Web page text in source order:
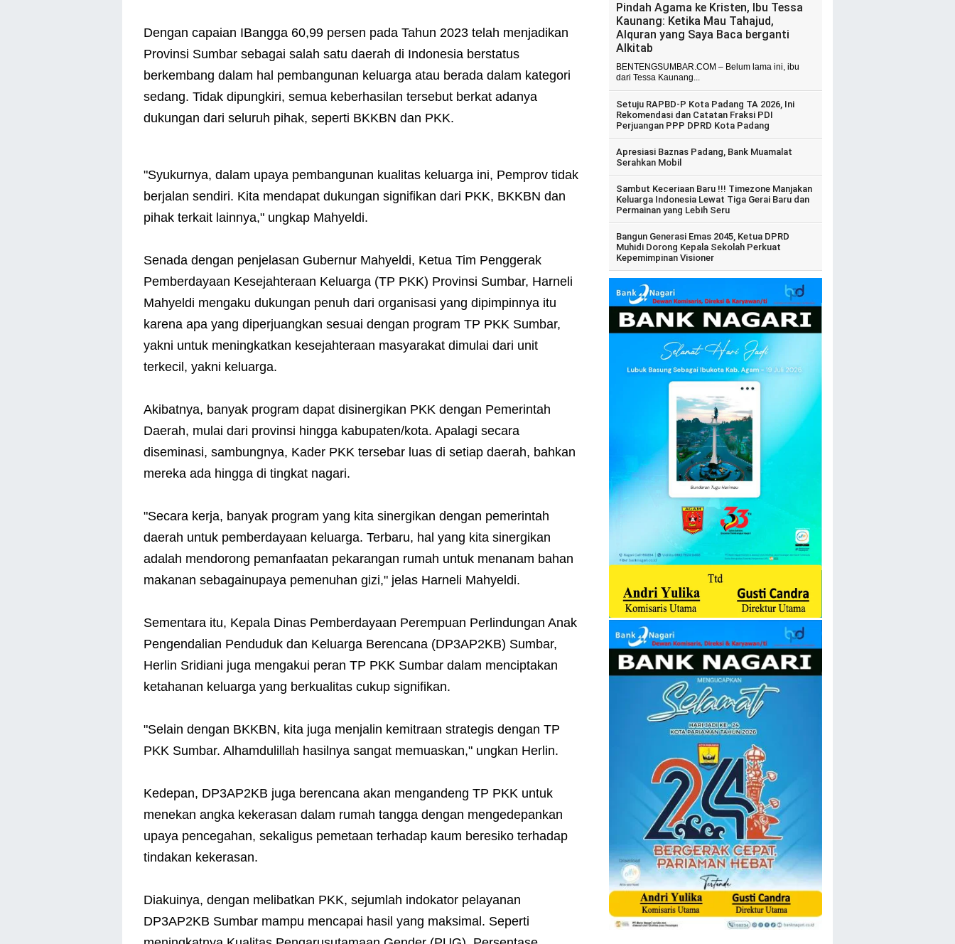
Dengan capaian IBangga 60,99 persen pada Tahun 2023 telah menjadikan
Provinsi Sumbar sebagai salah satu daerah di Indonesia berstatus
berkembang dalam hal pembangunan keluarga atau berada dalam kategori
sedang. Tidak dipungkiri, semua keberhasilan tersebut berkat adanya
dukungan dari seluruh pihak, seperti BKKBN dan PKK.
"Syukurnya, dalam upaya pembangunan kualitas keluarga ini, Pemprov tidak
berjalan sendiri. Kita mendapat dukungan signifikan dari PKK, BKKBN dan
pihak terkait lainnya," ungkap Mahyeldi.
Senada dengan penjelasan Gubernur Mahyeldi, Ketua Tim Penggerak
Pemberdayaan Kesejahteraan Keluarga (TP PKK) Provinsi Sumbar, Harneli
Mahyeldi mengaku dukungan penuh dari organisasi yang dipimpinnya itu
karena apa yang diperjuangkan sesuai dengan program TP PKK Sumbar,
yakni untuk meningkatkan kesejahteraan masyarakat dimulai dari unit
terkecil, yakni keluarga.
Akibatnya, banyak program dapat disinergikan PKK dengan Pemerintah
Daerah, mulai dari provinsi hingga kabupaten/kota. Apalagi secara
diseminasi, sambungnya, Kader PKK tersebar luas di setiap daerah, bahkan
mereka ada hingga di tingkat nagari.
"Secara kerja, banyak program yang kita sinergikan dengan pemerintah
daerah untuk pemberdayaan keluarga. Terbaru, hal yang kita sinergikan
adalah mendorong pemanfaatan pekarangan rumah untuk menanam bahan
makanan sebagainupaya pemenuhan gizi," jelas Harneli Mahyeldi.
Sementara itu, Kepala Dinas Pemberdayaan Perempuan Perlindungan Anak
Pengendalian Penduduk dan Keluarga Berencana (DP3AP2KB) Sumbar,
Herlin Sridiani juga mengakui peran TP PKK Sumbar dalam menciptakan
ketahanan keluarga yang berkualitas cukup signifikan.
"Selain dengan BKKBN, kita juga menjalin kemitraan strategis dengan TP
PKK Sumbar. Alhamdulillah hasilnya sangat memuaskan," ungkan Herlin.
Kedepan, DP3AP2KB juga berencana akan mengandeng TP PKK untuk
menekan angka kekerasan dalam rumah tangga dengan mengedepankan
upaya pencegahan, sekaligus pemetaan terhadap kaum beresiko terhadap
tindakan kekerasan.
Diakuinya, dengan melibatkan PKK, sejumlah indokator pelayanan
DP3AP2KB Sumbar mampu mencapai hasil yang maksimal. Seperti
Pindah Agama ke Kristen, Ibu Tessa
Kaunang: Ketika Mau Tahajud,
Alquran yang Saya Baca berganti
Alkitab
BENTENGSUMBAR.COM – Belum lama ini, ibu
dari Tessa Kaunang...
Setuju RAPBD-P Kota Padang TA 2026, Ini
Rekomendasi dan Catatan Fraksi PDI
Perjuangan PPP DPRD Kota Padang
Apresiasi Baznas Padang, Bank Muamalat
Serahkan Mobil
Sambut Keceriaan Baru !!! Timezone Manjakan
Keluarga Indonesia Lewat Tiga Gerai Baru dan
Permainan yang Lebih Seru
Bangun Generasi Emas 2045, Ketua DPRD
Muhidi Dorong Kepala Sekolah Perkuat
Kepemimpinan Visioner